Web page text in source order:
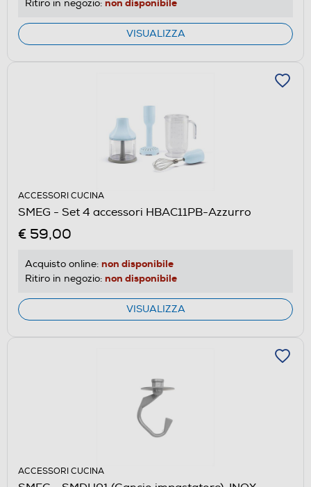
Ritiro in negozio: non disponibile
VISUALIZZA
ACCESSORI CUCINA
SMEG - Set 4 accessori HBAC11PB-Azzurro
€ 59,00
Acquisto online: non disponibile
Ritiro in negozio: non disponibile
VISUALIZZA
ACCESSORI CUCINA